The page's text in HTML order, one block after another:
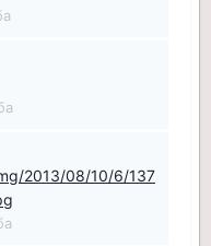
2013/08/10/6/137